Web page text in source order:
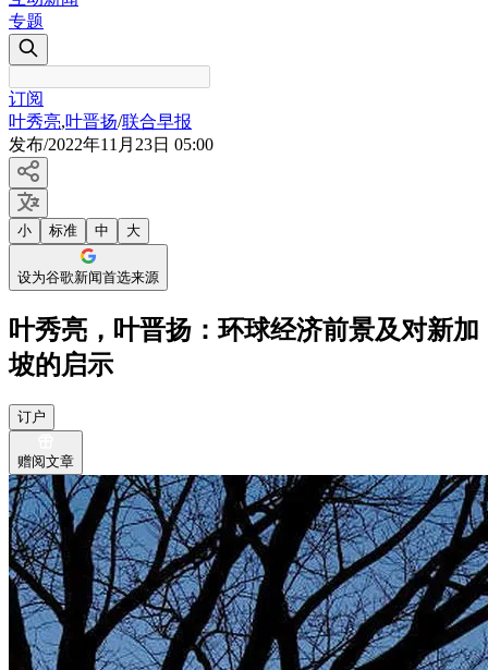
专题
订阅
叶秀亮,叶晋扬/联合早报
发布/2022年11月23日 05:00
小 标准 中 大
设为谷歌新闻首选来源
叶秀亮，叶晋扬：环球经济前景及对新加
坡的启示
订户
赠阅文章